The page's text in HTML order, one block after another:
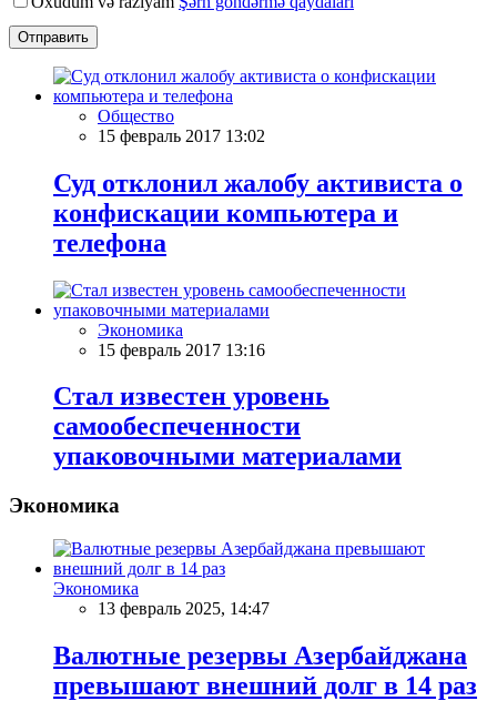
Отправить
Общество
15 февраль 2017 13:02
Суд отклонил жалобу активиста о
конфискации компьютера и
телефона
Экономика
15 февраль 2017 13:16
Стал известен уровень
самообеспеченности
упаковочными материалами
Экономика
Экономика
13 февраль 2025, 14:47
Валютные резервы Азербайджана
превышают внешний долг в 14 раз